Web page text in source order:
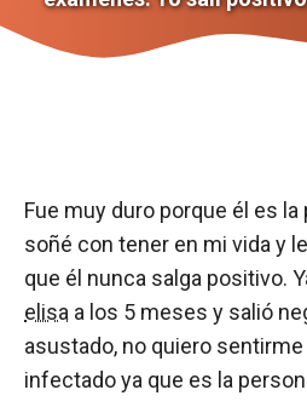
Fue muy duro porque él es
soñé con tener en mi vida y
que él nunca salga positivo.
elisa a los 5 meses y salió
asustado, no quiero
infectado ya que es la